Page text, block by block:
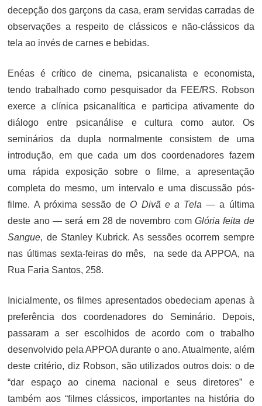
decepção dos garçons da casa, eram servidas carradas de
observações a respeito de clássicos e não-clássicos da
tela ao invés de carnes e bebidas.
Enéas é crítico de cinema, psicanalista e economista,
tendo trabalhado como pesquisador da FEE/RS. Robson
exerce a clínica psicanalítica e participa ativamente do
diálogo entre psicanálise e cultura como autor. Os
seminários da dupla normalmente consistem de uma
introdução, em que cada um dos coordenadores fazem
uma rápida exposição sobre o filme, a apresentação
completa do mesmo, um intervalo e uma discussão pós-
filme. A próxima sessão de O Divã e a Tela — a última
deste ano — será em 28 de novembro com Glória feita de
Sangue, de Stanley Kubrick. As sessões ocorrem sempre
nas últimas sexta-feiras do mês, na sede da APPOA, na
Rua Faria Santos, 258.
Inicialmente, os filmes apresentados obedeciam apenas à
preferência dos coordenadores do Seminário. Depois,
passaram a ser escolhidos de acordo com o trabalho
desenvolvido pela APPOA durante o ano. Atualmente, além
deste critério, diz Robson, são utilizados outros dois: o de
“dar espaço ao cinema nacional e seus diretores” e
também aos “filmes clássicos, importantes na história do